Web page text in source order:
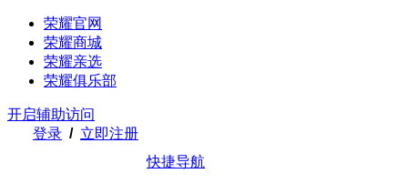
荣耀官网
荣耀商城
荣耀亲选
荣耀俱乐部
开启辅助访问
登录 / 立即注册
快捷导航